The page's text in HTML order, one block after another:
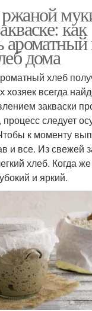
как
ароматный
дома
хлеб
всегда
закваски
процесс следует
к моменту
и все. Из свежей
хлеб. Когда
и яркий.